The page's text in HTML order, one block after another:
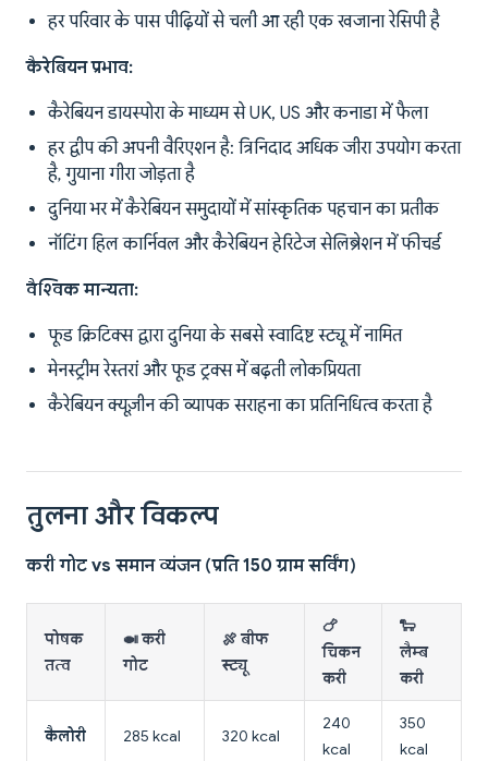
हर परिवार के पास पीढ़ियों से चली आ रही एक खजाना रेसिपी है
कैरेबियन प्रभाव:
कैरेबियन डायस्पोरा के माध्यम से UK, US और कनाडा में फैला
हर द्वीप की अपनी वैरिएशन है: त्रिनिदाद अधिक जीरा उपयोग करता
है, गुयाना गीरा जोड़ता है
दुनिया भर में कैरेबियन समुदायों में सांस्कृतिक पहचान का प्रतीक
नॉटिंग हिल कार्निवल और कैरेबियन हेरिटेज सेलिब्रेशन में फीचर्ड
वैश्विक मान्यता:
फूड क्रिटिक्स द्वारा दुनिया के सबसे स्वादिष्ट स्ट्यू में नामित
मेनस्ट्रीम रेस्तरां और फूड ट्रक्स में बढ़ती लोकप्रियता
कैरेबियन क्यूज़ीन की व्यापक सराहना का प्रतिनिधित्व करता है
तुलना और विकल्प
करी गोट vs समान व्यंजन (प्रति 150 ग्राम सर्विंग)
पोषक
तत्व
🍛 करी
गोट
🍖 बीफ
स्ट्यू
🍗
चिकन
करी
🐑
लैम्ब
करी
कैलोरी 285 kcal 320 kcal
240
kcal
350
kcal